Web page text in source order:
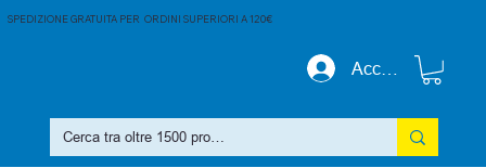
Accedi
SPEDIZIONE GRATUITA PER ORDINI SUPERIORI A 120€